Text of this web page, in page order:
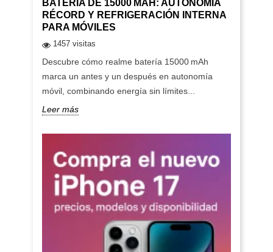
BATERÍA DE 15000 MAH: AUTONOMÍA
RÉCORD Y REFRIGERACIÓN INTERNA
PARA MÓVILES
1457 visitas
Descubre cómo realme batería 15000 mAh
marca un antes y un después en autonomía
móvil, combinando energía sin límites...
Leer más